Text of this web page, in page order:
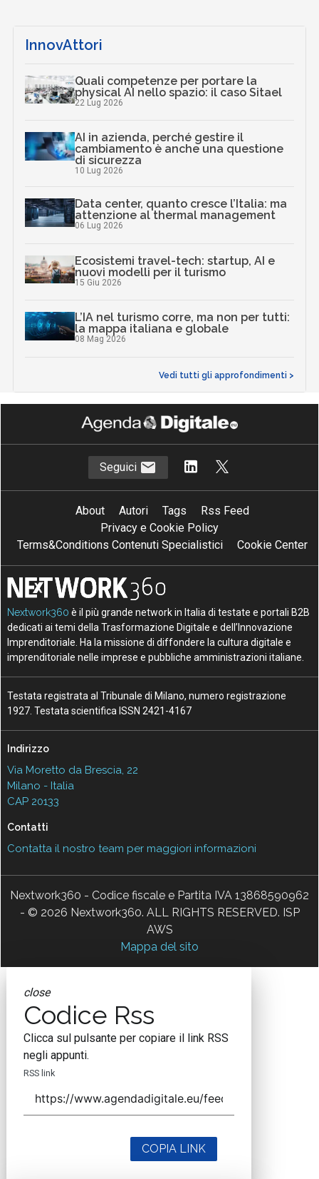
InnovAttori
Quali competenze per portare la
physical AI nello spazio: il caso Sitael
22 Lug 2026
AI in azienda, perché gestire il
cambiamento è anche una questione
di sicurezza
10 Lug 2026
Data center, quanto cresce l’Italia: ma
attenzione al thermal management
06 Lug 2026
Ecosistemi travel-tech: startup, AI e
nuovi modelli per il turismo
15 Giu 2026
L’IA nel turismo corre, ma non per tutti:
la mappa italiana e globale
08 Mag 2026
Vedi tutti gli approfondimenti >
Seguici
About Autori Tags
Rss Feed
Privacy e Cookie Policy
Terms&Conditions Contenuti Specialistici
Cookie Center
Nextwork360 è il più grande network in Italia di testate e portali B2B
dedicati ai temi della Trasformazione Digitale e dell’Innovazione
Imprenditoriale. Ha la missione di diffondere la cultura digitale e
imprenditoriale nelle imprese e pubbliche amministrazioni italiane.
Testata registrata al Tribunale di Milano, numero registrazione
1927. Testata scientifica ISSN 2421-4167
Indirizzo
Via Moretto da Brescia, 22
Milano - Italia
CAP 20133
Contatti
Contatta il nostro team per maggiori informazioni
Nextwork360 - Codice fiscale e Partita IVA 13868590962
- © 2026 Nextwork360. ALL RIGHTS RESERVED. ISP
AWS
Mappa del sito
close
Codice Rss
Clicca sul pulsante per copiare il link RSS
negli appunti.
RSS link
COPIA LINK